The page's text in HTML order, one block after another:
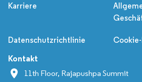
Karriere
Datenschutzrichtlinie
Kontakt
11th Floor, Rajapushpa Summit